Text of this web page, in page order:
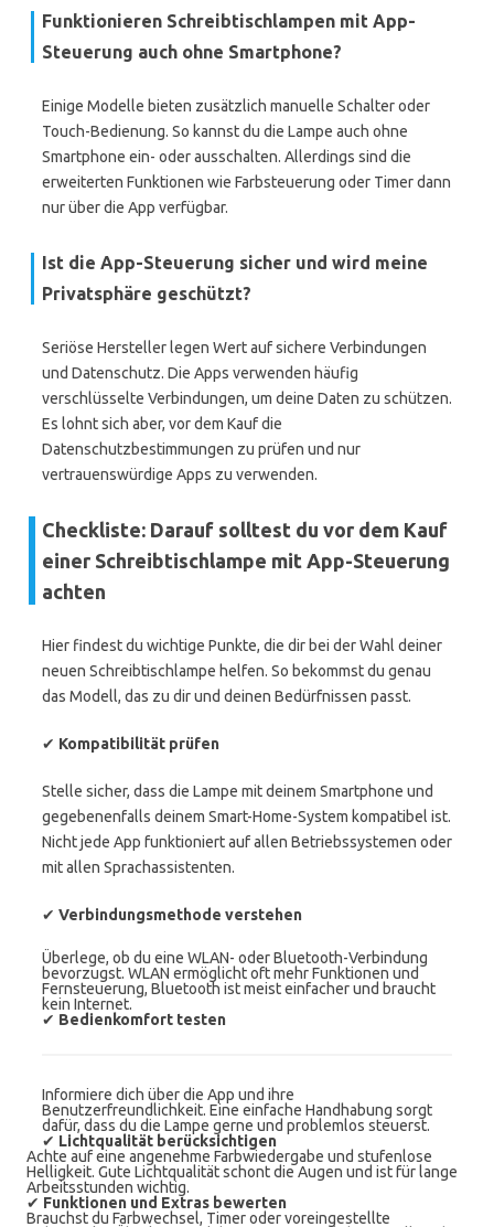
Funktionieren Schreibtischlampen mit App-
Steuerung auch ohne Smartphone?
Einige Modelle bieten zusätzlich manuelle Schalter oder
Touch-Bedienung. So kannst du die Lampe auch ohne
Smartphone ein- oder ausschalten. Allerdings sind die
erweiterten Funktionen wie Farbsteuerung oder Timer dann
nur über die App verfügbar.
Ist die App-Steuerung sicher und wird meine
Privatsphäre geschützt?
Seriöse Hersteller legen Wert auf sichere Verbindungen
und Datenschutz. Die Apps verwenden häufig
verschlüsselte Verbindungen, um deine Daten zu schützen.
Es lohnt sich aber, vor dem Kauf die
Datenschutzbestimmungen zu prüfen und nur
vertrauenswürdige Apps zu verwenden.
Checkliste: Darauf solltest du vor dem Kauf
einer Schreibtischlampe mit App-Steuerung
achten
Hier findest du wichtige Punkte, die dir bei der Wahl deiner
neuen Schreibtischlampe helfen. So bekommst du genau
das Modell, das zu dir und deinen Bedürfnissen passt.
✔ Kompatibilität prüfen
Stelle sicher, dass die Lampe mit deinem Smartphone und
gegebenenfalls deinem Smart-Home-System kompatibel ist.
Nicht jede App funktioniert auf allen Betriebssystemen oder
mit allen Sprachassistenten.
✔ Verbindungsmethode verstehen
Überlege, ob du eine WLAN- oder Bluetooth-Verbindung
bevorzugst. WLAN ermöglicht oft mehr Funktionen und
Fernsteuerung, Bluetooth ist meist einfacher und braucht
kein Internet.
✔ Bedienkomfort testen
Informiere dich über die App und ihre
Benutzerfreundlichkeit. Eine einfache Handhabung sorgt
dafür, dass du die Lampe gerne und problemlos steuerst.
✔ Lichtqualität berücksichtigen
Achte auf eine angenehme Farbwiedergabe und stufenlose
Helligkeit. Gute Lichtqualität schont die Augen und ist für lange
Arbeitsstunden wichtig.
✔ Funktionen und Extras bewerten
Brauchst du Farbwechsel, Timer oder voreingestellte